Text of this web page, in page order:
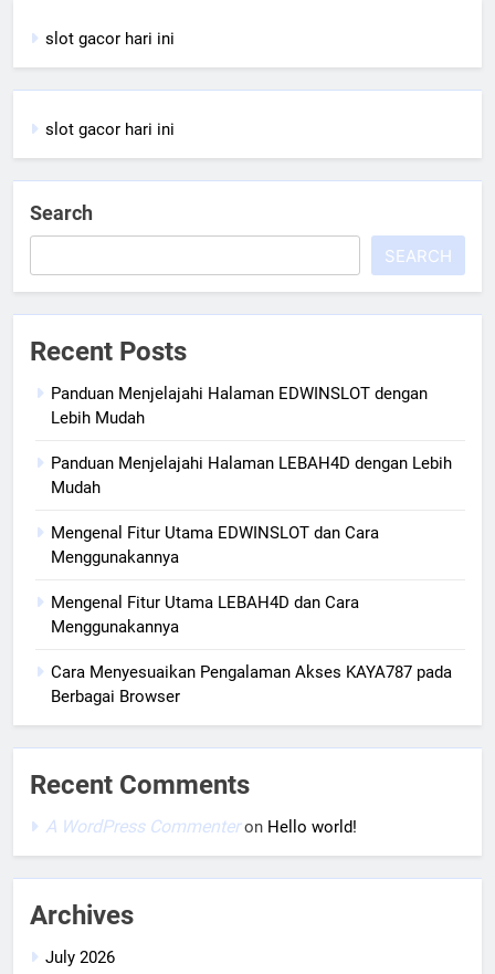
slot gacor hari ini
slot gacor hari ini
Search
SEARCH
Recent Posts
Panduan Menjelajahi Halaman EDWINSLOT dengan
Lebih Mudah
Panduan Menjelajahi Halaman LEBAH4D dengan Lebih
Mudah
Mengenal Fitur Utama EDWINSLOT dan Cara
Menggunakannya
Mengenal Fitur Utama LEBAH4D dan Cara
Menggunakannya
Cara Menyesuaikan Pengalaman Akses KAYA787 pada
Berbagai Browser
Recent Comments
A WordPress Commenteron Hello world!
Archives
July 2026